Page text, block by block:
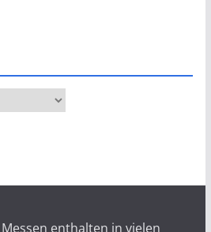
enthalten in vielen